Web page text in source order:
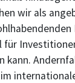
wir als
für
kann.